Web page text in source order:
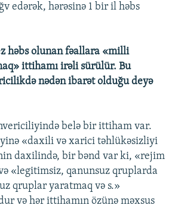
edərək, hərəsinə 1 bir il həbs
həbs olunan fəallara «milli
ittihamı irəli sürülür. Bu
nədən ibarət olduğu deyə
belə bir ittiham var.
«daxili və xarici təhlükəsizliyi
daxilində, bir bənd var ki, «rejim
«legitimsiz, qanunsuz qruplarda
qruplar yaratmaq və s.»
və hər ittihamın özünə məxsus